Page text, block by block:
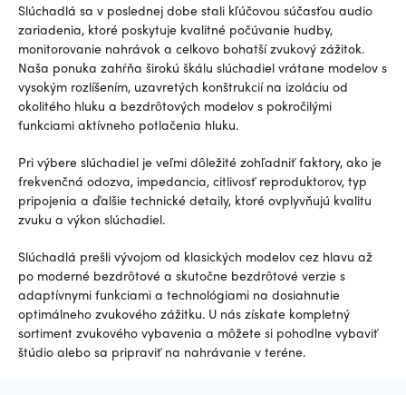
Slúchadlá sa v poslednej dobe stali kľúčovou súčasťou audio
zariadenia, ktoré poskytuje kvalitné počúvanie hudby,
monitorovanie nahrávok a celkovo bohatší zvukový zážitok.
Naša ponuka zahŕňa širokú škálu slúchadiel vrátane modelov s
vysokým rozlíšením, uzavretých konštrukcií na izoláciu od
okolitého hluku a bezdrôtových modelov s pokročilými
funkciami aktívneho potlačenia hluku.
Pri výbere slúchadiel je veľmi dôležité zohľadniť faktory, ako je
frekvenčná odozva, impedancia, citlivosť reproduktorov, typ
pripojenia a ďalšie technické detaily, ktoré ovplyvňujú kvalitu
zvuku a výkon slúchadiel.
Slúchadlá prešli vývojom od klasických modelov cez hlavu až
po moderné bezdrôtové a skutočne bezdrôtové verzie s
adaptívnymi funkciami a technológiami na dosiahnutie
optimálneho zvukového zážitku. U nás získate kompletný
sortiment zvukového vybavenia a môžete si pohodlne vybaviť
štúdio alebo sa pripraviť na nahrávanie v teréne.